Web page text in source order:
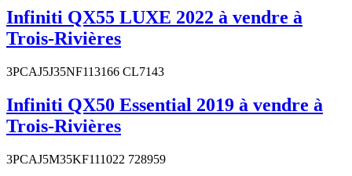
Infiniti QX55 LUXE 2022 à vendre à
Trois-Rivières
3PCAJ5J35NF113166 CL7143
Infiniti QX50 Essential 2019 à vendre à
Trois-Rivières
3PCAJ5M35KF111022 728959